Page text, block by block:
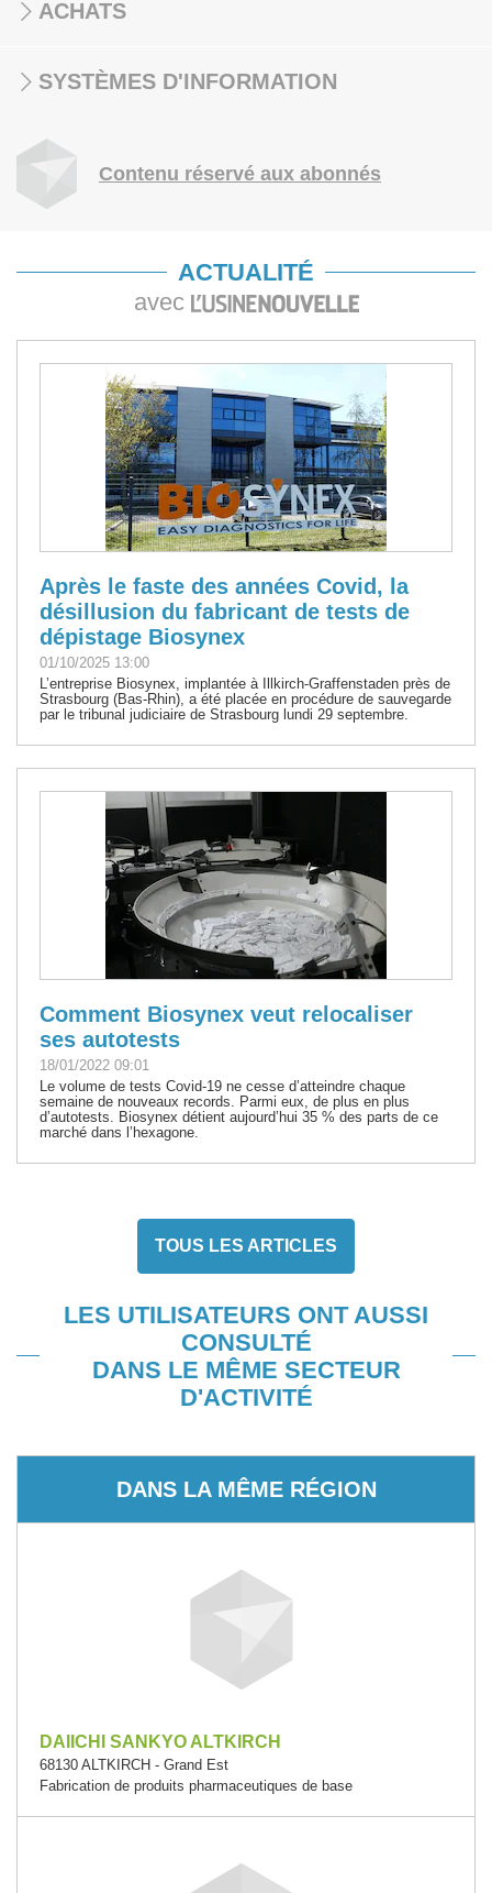
ACHATS
SYSTÈMES D'INFORMATION
Contenu réservé aux abonnés
ACTUALITÉ
avec
Après le faste des années Covid, la
désillusion du fabricant de tests de
dépistage Biosynex
01/10/2025 13:00
L’entreprise Biosynex, implantée à Illkirch-Graffenstaden près de
Strasbourg (Bas-Rhin), a été placée en procédure de sauvegarde
par le tribunal judiciaire de Strasbourg lundi 29 septembre.
Comment Biosynex veut relocaliser
ses autotests
18/01/2022 09:01
Le volume de tests Covid-19 ne cesse d’atteindre chaque
semaine de nouveaux records. Parmi eux, de plus en plus
d’autotests. Biosynex détient aujourd’hui 35 % des parts de ce
marché dans l’hexagone.
TOUS LES ARTICLES
LES UTILISATEURS ONT AUSSI
CONSULTÉ
DANS LE MÊME SECTEUR
D'ACTIVITÉ
DANS LA MÊME RÉGION
DAIICHI SANKYO ALTKIRCH
68130 ALTKIRCH - Grand Est
Fabrication de produits pharmaceutiques de base